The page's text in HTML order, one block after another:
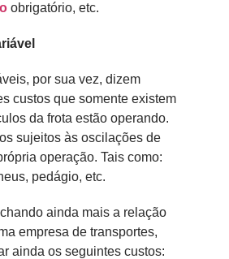
obrigatório, etc.
por sua vez, dizem
custos que somente existem
da frota estão operando.
sujeitos às oscilações de
operação. Tais como:
pedágio, etc.
ainda mais a relação
empresa de transportes,
ainda os seguintes custos: